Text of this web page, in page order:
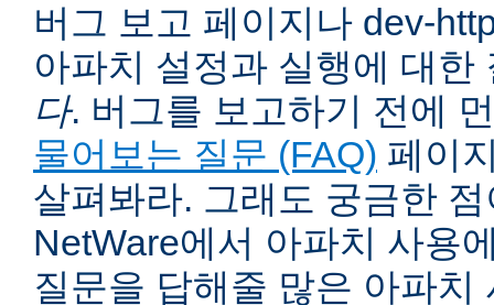
버그 보고 페이지나 dev-
아파치 설정과 실행에 대
다. 버그를 보고하기 전에
물어보는 질문 (FAQ) 페이
살펴봐라. 그래도 궁금한
NetWare에서 아파치 사용
질문을 답해줄 많은 아파치